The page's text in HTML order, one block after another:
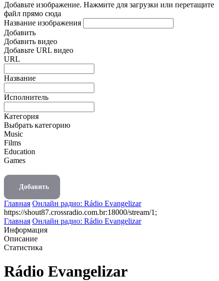
Добавьте изображение. Нажмите для загрузки или перетащите
файл прямо сюда
Название изображения
Добавить
Добавить видео
Добавьте URL видео
URL
Название
Исполнитель
Категория
Выбрать категорию
Music
Films
Education
Games
Добавить
Главная Онлайн радио: Rádio Evangelizar
https://shout87.crossradio.com.br:18000/stream/1;
Главная Онлайн радио: Rádio Evangelizar
Информация
Описание
Статистика
Rádio Evangelizar